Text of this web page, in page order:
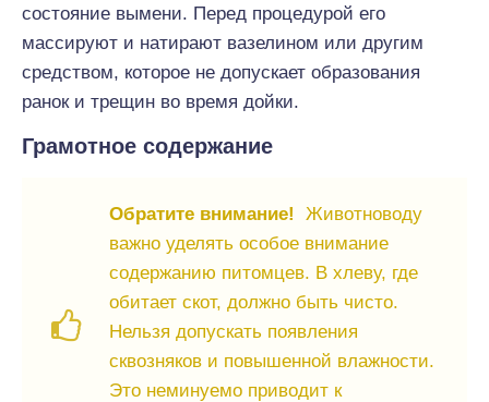
состояние вымени. Перед процедурой его
массируют и натирают вазелином или другим
средством, которое не допускает образования
ранок и трещин во время дойки.
Грамотное содержание
Обратите внимание!
Животноводу
важно уделять особое внимание
содержанию питомцев. В хлеву, где
обитает скот, должно быть чисто.
Нельзя допускать появления
сквозняков и повышенной влажности.
Это неминуемо приводит к